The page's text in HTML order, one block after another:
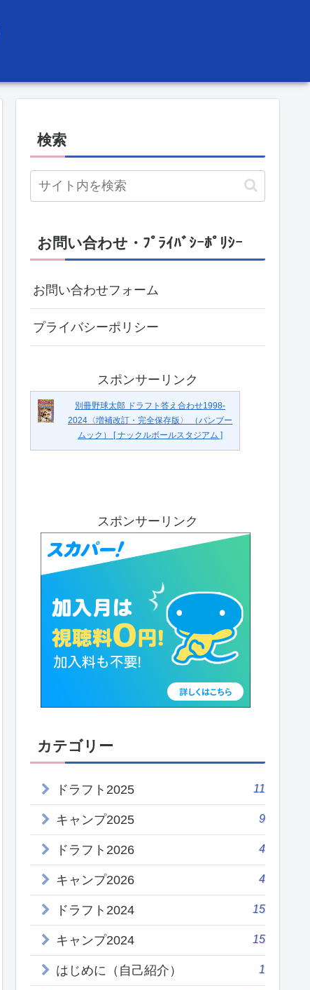
検索
お問い合わせ・ﾌﾟﾗｲﾊﾞｼｰﾎﾟﾘｼｰ
お問い合わせフォーム
プライバシーポリシー
スポンサーリンク
別冊野球太郎 ドラフト答え合わせ1998-
2024〈増補改訂・完全保存版〉 （バンブー
ムック） [ ナックルボールスタジアム ]
スポンサーリンク
カテゴリー
ドラフト2025 11
キャンプ2025 9
ドラフト2026 4
キャンプ2026 4
ドラフト2024 15
キャンプ2024 15
はじめに（自己紹介） 1